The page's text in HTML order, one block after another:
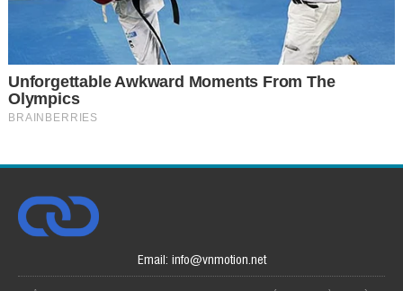
Email: info@vnmotion.net